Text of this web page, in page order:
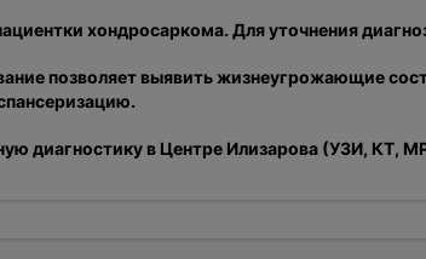
хондросаркома. Для уточнения
позволяет выявить жизнеугрожающие
диагностику в Центре Илизарова (УЗИ,